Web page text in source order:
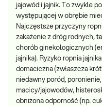
jajowód i jajnik. To zwykle
występującej w obrębie
Najczęstsze przyczyny
zakażenie z dróg rodnych,
chorób ginekologicznych
jajnika). Ryzyko ropnia
domaciczna (zwłaszcza
niedawny poród,
macicy/jajowodów,
obniżona odporność (np.